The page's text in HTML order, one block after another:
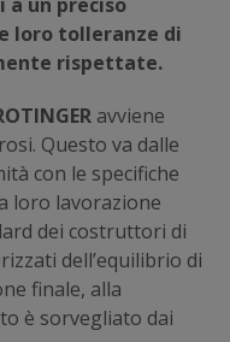
a un preciso
loro tolleranze di
rispettate.
avviene
Questo va dalle
con le specifiche
loro lavorazione
dei costruttori di
dell’equilibrio di
finale, alla
è sorvegliato dai